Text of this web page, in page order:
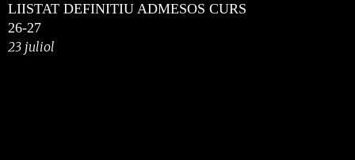
LIISTAT DEFINITIU ADMESOS CURS
26-27
23 juliol